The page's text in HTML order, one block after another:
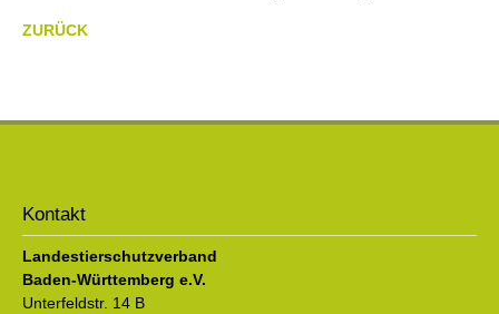
ZURÜCK
Kontakt
Landestierschutzverband
Baden-Württemberg e.V.
Unterfeldstr. 14 B